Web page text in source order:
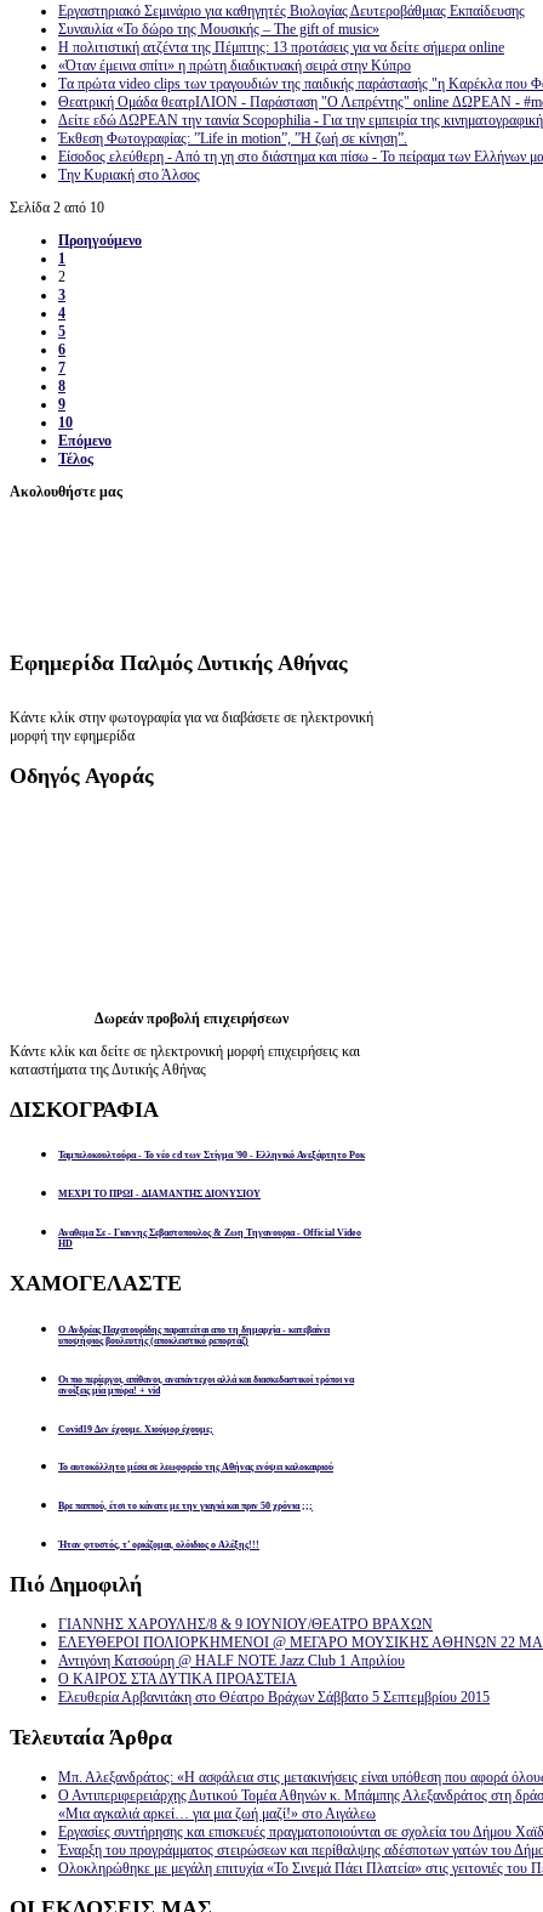
Εργαστηριακό Σεμινάριο για καθηγητές Βιολογίας Δευτεροβάθμιας Εκπαίδευσης
Συναυλία «Το δώρο της Μουσικής – The gift of music»
Η πολιτιστική ατζέντα της Πέμπτης: 13 προτάσεις για να δείτε σήμερα online
«Όταν έμεινα σπίτι» η πρώτη διαδικτυακή σειρά στην Κύπρο
Tα πρώτα video clips των τραγουδιών της παιδικής παράστασής "η Καρέκλα που
Θεατρική Ομάδα θεατρΙΛΙΟΝ - Παράσταση "Ο Λεπρέντης" online ΔΩΡΕΑΝ -
Δείτε εδώ ΔΩΡΕΑΝ την ταινία Scopophilia - Για την εμπειρία της
Έκθεση Φωτογραφίας: ”Life in motion”, ”Η ζωή σε κίνηση”.
Eίσοδος ελεύθερη - Από τη γη στο διάστημα και πίσω - Το πείραμα των Ελλήνων
Την Κυριακή στο Άλσος
Σελίδα 2 από 10
Προηγούμενο
1
2
3
4
5
6
7
8
9
10
Επόμενο
Τέλος
Ακολουθήστε μας
Εφημερίδα Παλμός Δυτικής Αθήνας
Κάντε κλίκ στην φωτογραφία για να διαβάσετε σε ηλεκτρονική
μορφή την εφημερίδα
Οδηγός Αγοράς
Δωρεάν προβολή επιχειρήσεων
Κάντε κλίκ και δείτε σε ηλεκτρονική μορφή επιχειρήσεις και
καταστήματα της Δυτικής Αθήνας
ΔΙΣΚΟΓΡΑΦΙΑ
Ταμπελοκουλτούρα - Το νέο cd των Στίγμα '90 - Ελληνικό Ανεξάρτητο Ροκ
ΜΕΧΡΙ ΤΟ ΠΡΩΙ - ΔΙΑΜΑΝΤΗΣ ΔΙΟΝΥΣΙΟΥ
Αναθεμα Σε - Γιαννης Σεβαστοπουλος & Ζωη Τηγανουρια - Official Video
HD
ΧΑΜΟΓΕΛΑΣΤΕ
Ο Ανδρέας Παχατουρίδης παραιτείται απο τη δημαρχία - κατεβαίνει
υποψήφιος βουλευτής (αποκλειστικό ρεπορτάζ)
Οι πιο περίεργοι, απίθανοι, αναπάντεχοι αλλά και διασκεδαστικοί τρόποι να
ανοίξεις μία μπύρα! + vid
Covid19 Δεν έχουμε. Χιούμορ έχουμε;
Το αυτοκόλλητο μέσα σε λεωφορείο της Αθήνας ενόψει καλοκαιριού
Βρε παππού, έτσι το κάνατε με την γιαγιά και πριν 50 χρόνια ;;;
Ήταν φτυστός, τ’ ορκίζομαι, ολόιδιος ο Αλέξης!!!
Πιό Δημοφιλή
ΓΙΑΝΝΗΣ ΧΑΡΟΥΛΗΣ/8 & 9 ΙΟΥΝΙΟΥ/ΘΕΑΤΡΟ ΒΡΑΧΩΝ
ΕΛΕΥΘΕΡΟΙ ΠΟΛΙΟΡΚΗΜΕΝΟΙ @ ΜΕΓΑΡΟ ΜΟΥΣΙΚΗΣ ΑΘΗΝΩΝ 22
Αντιγόνη Κατσούρη @ HALF NOTE Jazz Club 1 Απριλίου
Ο ΚΑΙΡΟΣ ΣΤΑ ΔΥΤΙΚΑ ΠΡΟΑΣΤΕΙΑ
Ελευθερία Αρβανιτάκη στο Θέατρο Βράχων Σάββατο 5 Σεπτεμβρίου 2015
Τελευταία Άρθρα
Μπ. Αλεξανδράτος: «Η ασφάλεια στις μετακινήσεις είναι υπόθεση που αφορά
Ο Αντιπεριφερειάρχης Δυτικού Τομέα Αθηνών κ. Μπάμπης Αλεξανδράτος στη
«Μια αγκαλιά αρκεί… για μια ζωή μαζί!» στο Αιγάλεω
Εργασίες συντήρησης και επισκευές πραγματοποιούνται σε σχολεία του Δήμου
Έναρξη του προγράμματος στειρώσεων και περίθαλψης αδέσποτων γατών του
Ολοκληρώθηκε με μεγάλη επιτυχία «Το Σινεμά Πάει Πλατεία» στις γειτονιές του